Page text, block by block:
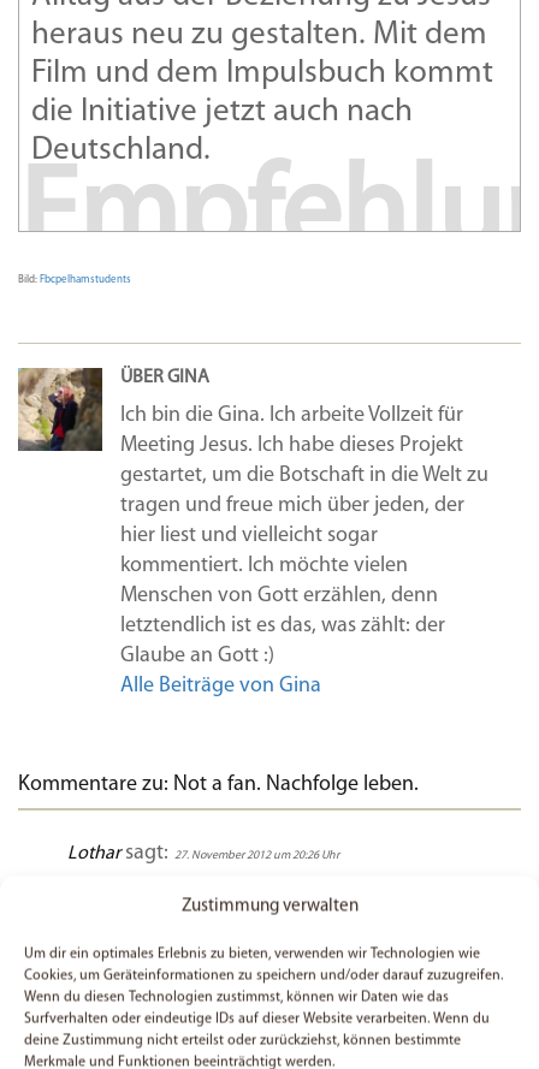
Zustimmung verwalten
Um dir ein optimales Erlebnis zu bieten, verwenden wir Technologien wie
Cookies, um Geräteinformationen zu speichern und/oder darauf zuzugreifen.
Wenn du diesen Technologien zustimmst, können wir Daten wie das
Surfverhalten oder eindeutige IDs auf dieser Website verarbeiten. Wenn du
deine Zustimmung nicht erteilst oder zurückziehst, können bestimmte
Merkmale und Funktionen beeinträchtigt werden.
heraus neu zu gestalten. Mit dem
Film und dem Impulsbuch kommt
die Initiative jetzt auch nach
Deutschland.
Bild: Fbcpelhamstudents
ÜBER GINA
Ich bin die Gina. Ich arbeite Vollzeit für
Meeting Jesus. Ich habe dieses Projekt
gestartet, um die Botschaft in die Welt zu
tragen und freue mich über jeden, der
hier liest und vielleicht sogar
kommentiert. Ich möchte vielen
Menschen von Gott erzählen, denn
letztendlich ist es das, was zählt: der
Glaube an Gott :)
Alle Beiträge von Gina
Kommentare zu: Not a fan. Nachfolge leben.
Lothar sagt: 27. November 2012 um 20:26 Uhr
ihm nachzueifern. Deshalb werden besondere
Menschen als Heilige verehrt, damit man nicht in
die Gefahr kommt, sich genauso verhalten zu
müssen. Jesus Christus hat immer zur
persönlichen Nachfolge aufgerufen. Dass Christ